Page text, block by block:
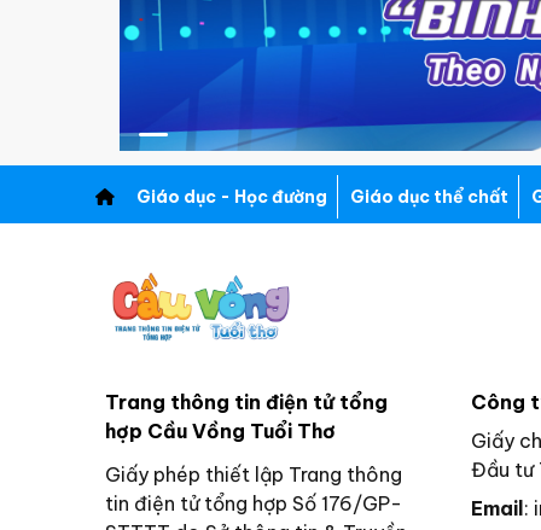
Giáo dục - Học đường Giáo dục thể chất
Trang thông tin điện tử tổng
hợp Cầu Vồng Tuổi Thơ
Giấy phép thiết lập Trang thông
tin điện tử tổng hợp Số 176/GP-
Công
Giấy
Đầu tư
Email :